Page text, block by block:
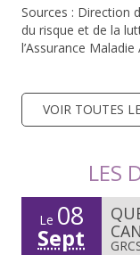
Sources : Direction
du risque et de la
l’Assurance
VOIR TOUTES
LES
Le 08
Sept